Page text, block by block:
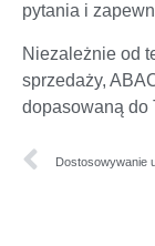
pytania i
Niezależnie od
sprzedaży,
dopasowaną do
Dostosowywanie